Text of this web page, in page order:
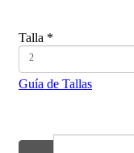
Talla *
2
Guía de Tallas